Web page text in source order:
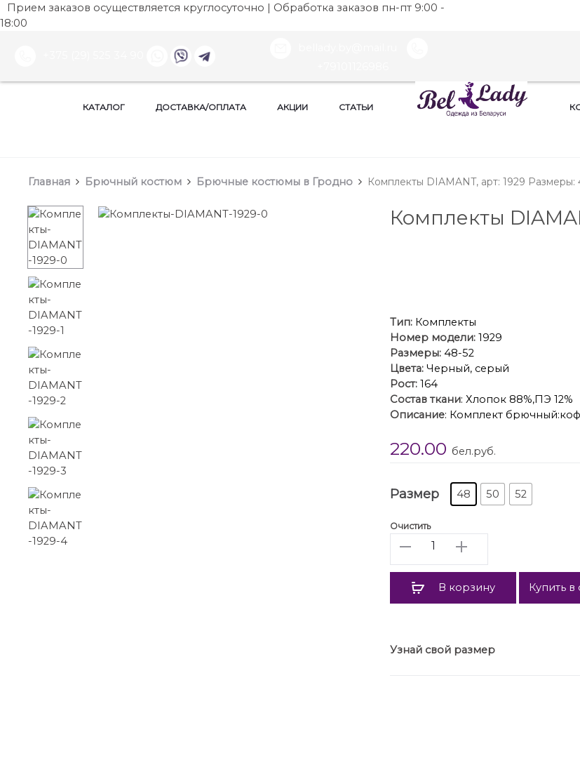
Прием заказов осуществляется круглосуточно | Обработка заказов пн-пт 9:00 -
18:00
КАТАЛОГ ДОСТАВКА/ОПЛАТА АКЦИИ СТАТЬИ
Главная Брючный костюм Брючные костюмы в Гродно Комплекты DIAMANT, арт: 1929 Размеры:
Комплекты
Тип:Комплекты
Номер модели:1929
Размеры:48-52
Цвета: Черный, серый
Рост: 164
Состав ткани: Хлопок 88%,ПЭ 12%
Описание: Комплект
рукав втачной одношовный с
Горловина обработана бейкой.
поясом с резинкой. По бокам
220.00 бел.руб.
Размер 48 50 52
Очистить
Количество
В корзину Купить
Узнай свой размер